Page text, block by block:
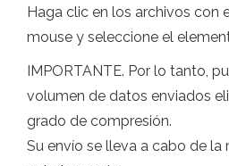
Haga clic en los archivos con
mouse y seleccione el
IMPORTANTE. Por lo tanto,
volumen de datos enviados
grado de compresión.
Su envío se lleva a cabo de la